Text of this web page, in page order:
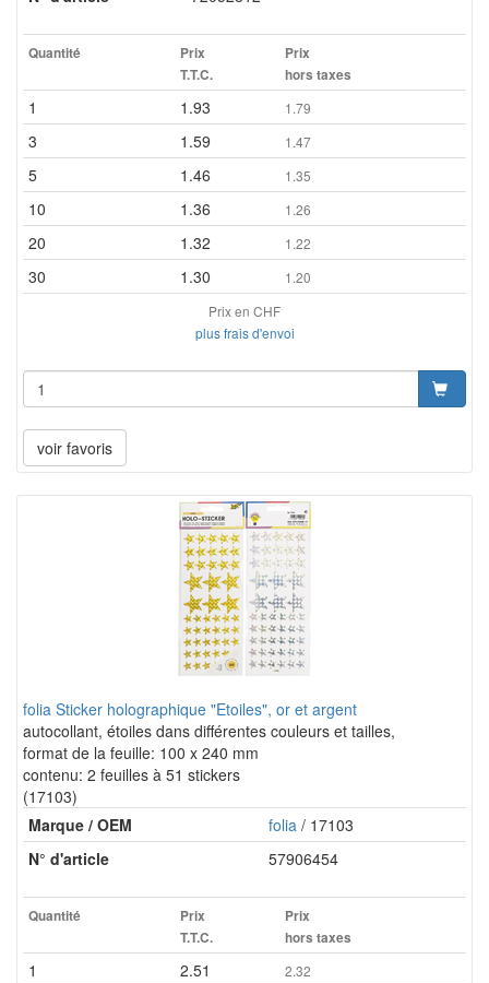
Quantité
Prix
T.T.C.
Prix
hors taxes
1 1.93 1.79
3 1.59 1.47
5 1.46 1.35
10 1.36 1.26
20 1.32 1.22
30 1.30
1.20
Prix en CHF
plus frais d'envoi
voir favoris
folia Sticker holographique "Etoiles", or et argent
autocollant, étoiles dans différentes couleurs et tailles,
format de la feuille: 100 x 240 mm
contenu: 2 feuilles à 51 stickers
(17103)
Marque / OEM
folia / 17103
N° d'article
57906454
Quantité
Prix
T.T.C.
Prix
hors taxes
1 2.51 2.32